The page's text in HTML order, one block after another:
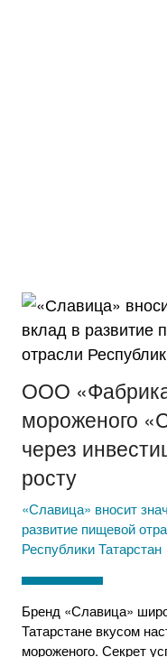
ООО
мороженого
через
росту
«Славица» вносит
развитие пищевой
Республики Татарстан
Бренд «Славица»
Татарстане вкусом
мороженого. Секрет